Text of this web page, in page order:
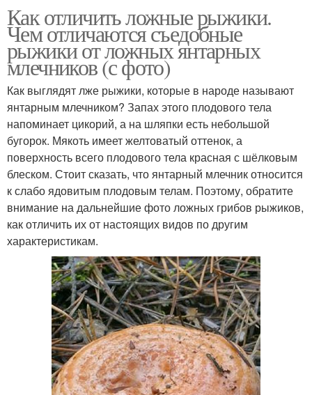
Как отличить ложные рыжики.
Чем отличаются съедобные
рыжики от ложных янтарных
млечников (с фото)
Как выглядят лже рыжики, которые в народе называют
янтарным млечником? Запах этого плодового тела
напоминает цикорий, а на шляпки есть небольшой
бугорок. Мякоть имеет желтоватый оттенок, а
поверхность всего плодового тела красная с шёлковым
блеском. Стоит сказать, что янтарный млечник относится
к слабо ядовитым плодовым телам. Поэтому, обратите
внимание на дальнейшие фото ложных грибов рыжиков,
как отличить их от настоящих видов по другим
характеристикам.